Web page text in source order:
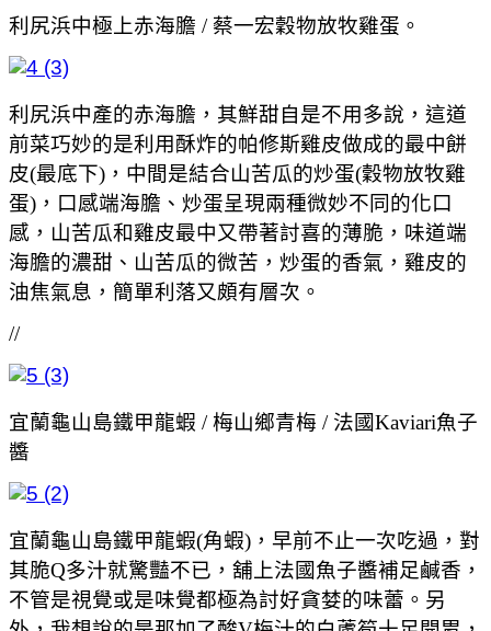
利尻浜中極上赤海膽 / 蔡一宏穀物放牧雞蛋。
利尻浜中產的赤海膽，其鮮甜自是不用多說，這道
前菜巧妙的是利用酥炸的帕修斯雞皮做成的最中餅
皮(最底下)，中間是結合山苦瓜的炒蛋(穀物放牧雞
蛋)，口感端海膽、炒蛋呈現兩種微妙不同的化口
感，山苦瓜和雞皮最中又帶著討喜的薄脆，味道端
海膽的濃甜、山苦瓜的微苦，炒蛋的香氣，雞皮的
油焦氣息，簡單利落又頗有層次。
//
宜蘭龜山島鐵甲龍蝦 / 梅山鄉青梅 / 法國Kaviari魚子
醬
宜蘭龜山島鐵甲龍蝦(角蝦)，早前不止一次吃過，對
其脆Q多汁就驚豔不已，舖上法國魚子醬補足鹹香，
不管是視覺或是味覺都極為討好貪婪的味蕾。另